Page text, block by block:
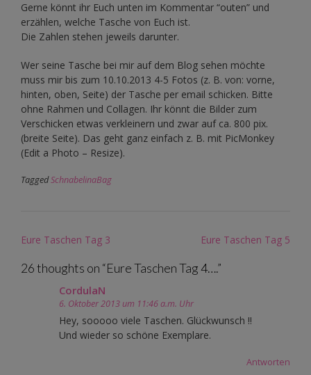
Gerne könnt ihr Euch unten im Kommentar “outen” und
erzählen, welche Tasche von Euch ist.
Die Zahlen stehen jeweils darunter.
Wer seine Tasche bei mir auf dem Blog sehen möchte
muss mir bis zum 10.10.2013 4-5 Fotos (z. B. von: vorne,
hinten, oben, Seite) der Tasche per email schicken. Bitte
ohne Rahmen und Collagen. Ihr könnt die Bilder zum
Verschicken etwas verkleinern und zwar auf ca. 800 pix.
(breite Seite). Das geht ganz einfach z. B. mit PicMonkey
(Edit a Photo – Resize).
TaggedSchnabelinaBag
Post
Eure Taschen Tag 3 Eure Taschen Tag 5
26 thoughts on “Eure Taschen Tag 4….”
CordulaN
6. Oktober 2013 um 11:46 a.m. Uhr
Hey, sooooo viele Taschen. Glückwunsch !!
Und wieder so schöne Exemplare.
Antworten